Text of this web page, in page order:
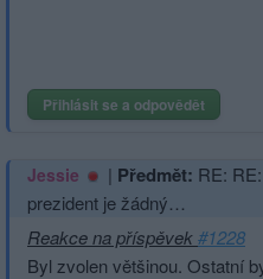
Přihlásit se a odpovědět
Jessie | Předmět: RE:
prezident je žádný…
Reakce na příspěvek#1228
Byl zvolen většinou. Ostatní